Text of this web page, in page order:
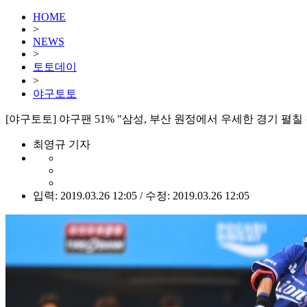
HOME
>
NEWS
>
토토데이
>
야구토토
[야구토토] 야구팬 51% "삼성, 부산 원정에서 우세한 경기 펼칠
최영규 기자
입력: 2019.03.26 12:05 / 수정: 2019.03.26 12:05